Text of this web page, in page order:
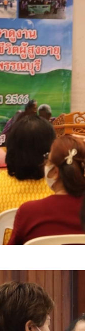
ใจ
จ.จ. สุพรรณบุรี (พ.ศ
มาชิกสภาและนายก
มเสี่ยงของ อบจ.สุพร